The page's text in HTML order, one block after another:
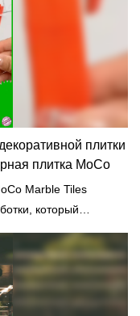
плитки
плитка MoCo
Marble Tiles
который
повреждений.